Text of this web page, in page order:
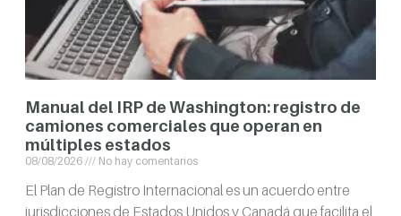
Manual del IRP de Washington: registro de
camiones comerciales que operan en
múltiples estados
08/08/2026 No hay comentarios
El Plan de Registro Internacional es un acuerdo entre
jurisdicciones de Estados Unidos y Canadá que facilita el